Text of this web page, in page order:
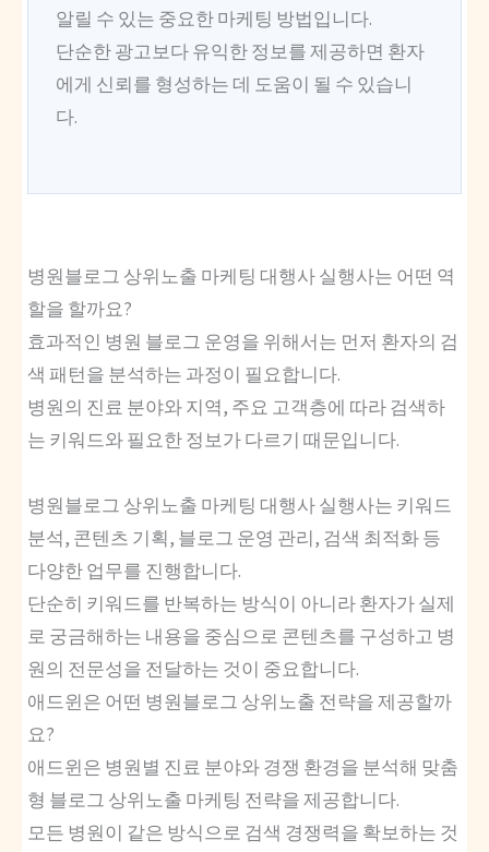
알릴 수 있는 중요한 마케팅 방법입니다.
단순한 광고보다 유익한 정보를 제공하면 환자
에게 신뢰를 형성하는 데 도움이 될 수 있습니
다.
병원블로그 상위노출 마케팅 대행사 실행사는 어떤 역
할을 할까요?
효과적인 병원 블로그 운영을 위해서는 먼저 환자의 검
색 패턴을 분석하는 과정이 필요합니다.
병원의 진료 분야와 지역, 주요 고객층에 따라 검색하
는 키워드와 필요한 정보가 다르기 때문입니다.
병원블로그 상위노출 마케팅 대행사 실행사는 키워드
분석, 콘텐츠 기획, 블로그 운영 관리, 검색 최적화 등
다양한 업무를 진행합니다.
단순히 키워드를 반복하는 방식이 아니라 환자가 실제
로 궁금해하는 내용을 중심으로 콘텐츠를 구성하고 병
원의 전문성을 전달하는 것이 중요합니다.
애드윈은 어떤 병원블로그 상위노출 전략을 제공할까
요?
애드윈은 병원별 진료 분야와 경쟁 환경을 분석해 맞춤
형 블로그 상위노출 마케팅 전략을 제공합니다.
모든 병원이 같은 방식으로 검색 경쟁력을 확보하는 것